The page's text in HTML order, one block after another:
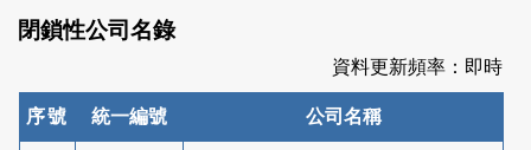
閉鎖性公司名錄
資料更新頻率：即時
序號 統一編號 公司名稱